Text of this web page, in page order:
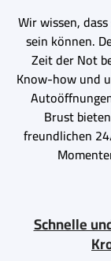
Wir wissen,
sein können.
Zeit der Not
Know-how und
Brust
freundlichen
Schnelle